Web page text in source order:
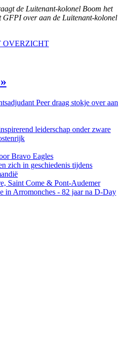
de Luitenant-kolonel Boom het
GFPI over aan de Luitenant-kolonel
OVERZICHT
Peer draag stokje over aan
leiderschap onder zware
Bravo Eagles
zich in geschiedenis tijdens
Saint Come & Pont-Audemer
in Arromonches - 82 jaar na D-Day